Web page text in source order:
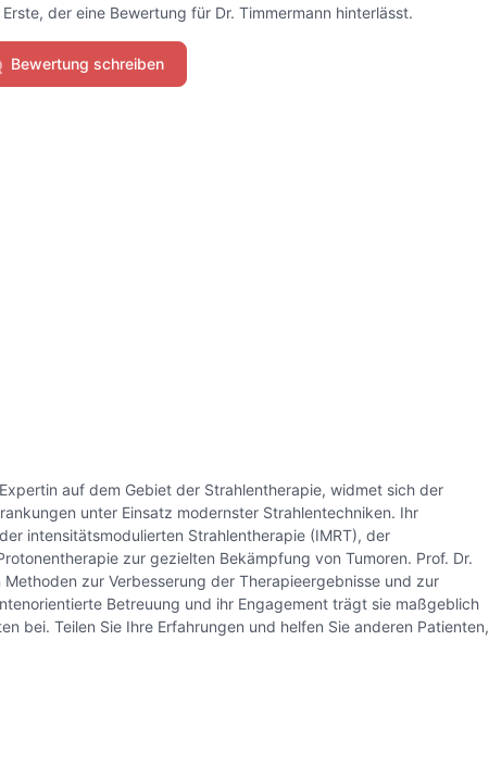
der eine Bewertung für Dr. Timmermann hinterlässt.
Bewertung schreiben
auf dem Gebiet der Strahlentherapie, widmet sich der
unter Einsatz modernster Strahlentechniken. Ihr
intensitätsmodulierten Strahlentherapie (IMRT), der
zur gezielten Bekämpfung von Tumoren. Prof. Dr.
zur Verbesserung der Therapieergebnisse und zur
Betreuung und ihr Engagement trägt sie maßgeblich
bei. Teilen Sie Ihre Erfahrungen und helfen Sie anderen Patienten,